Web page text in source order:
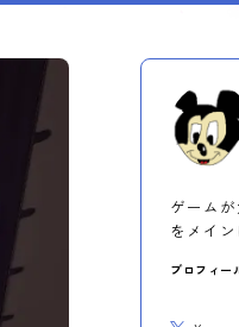
ゲーム
をメイ
プロフィー